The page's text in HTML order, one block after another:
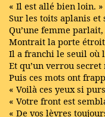
« Il est allé bien loin.
Sur les toits aplanis et
Qu’une femme
Montrait la porte
Il a franchi le seuil où
Et qu’un verrou
Puis ces mots ont
« Voilà ces yeux si
« Votre front est
« De vos lèvres